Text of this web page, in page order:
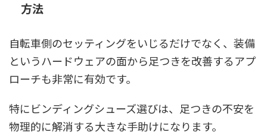
方法
自転車側のセッティングをいじるだけでなく、装備
というハードウェアの面から足つきを改善するアプ
ローチも非常に有効です。
特にビンディングシューズ選びは、足つきの不安を
物理的に解消する大きな手助けになります。